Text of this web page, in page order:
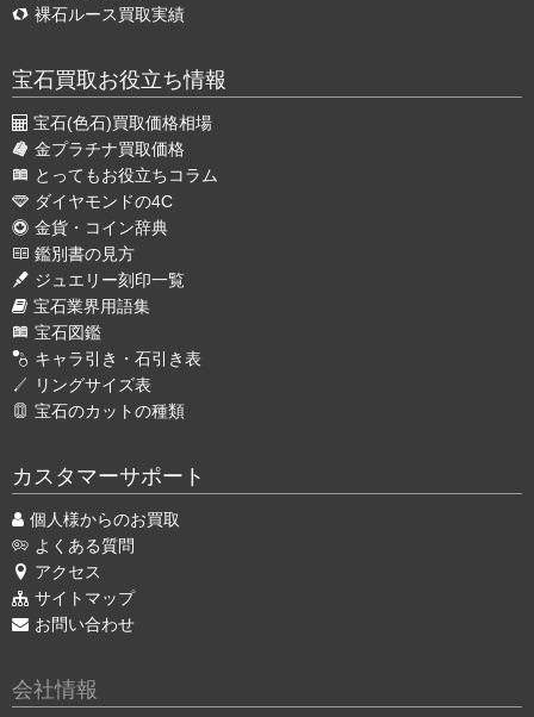
裸石ルース買取実績
宝石買取お役立ち情報
宝石(色石)買取価格相場
金プラチナ買取価格
とってもお役立ちコラム
ダイヤモンドの4C
金貨・コイン辞典
鑑別書の見方
ジュエリー刻印一覧
宝石業界用語集
宝石図鑑
キャラ引き・石引き表
リングサイズ表
宝石のカットの種類
カスタマーサポート
個人様からのお買取
よくある質問
アクセス
サイトマップ
お問い合わせ
会社情報